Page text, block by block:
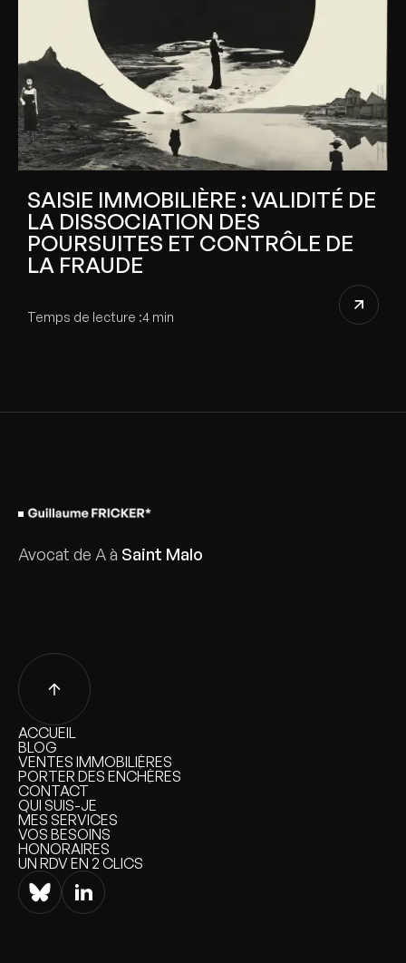
SAISIE IMMOBILIÈRE : VALIDITÉ DE
LA DISSOCIATION DES
POURSUITES ET CONTRÔLE DE
LA FRAUDE
Temps de lecture :4 min
Avocat de A à Saint Malo
ACCUEIL
ACCUEIL
BLOG
BLOG
VENTES IMMOBILIÈRES
VENTES IMMOBILIÈRES
PORTER DES ENCHÈRES
PORTER DES ENCHÈRES
CONTACT
CONTACT
QUI SUIS-JE
QUI SUIS-JE
MES SERVICES
MES SERVICES
VOS BESOINS
VOS BESOINS
HONORAIRES
HONORAIRES
UN RDV EN 2 CLICS
UN RDV EN 2 CLICS